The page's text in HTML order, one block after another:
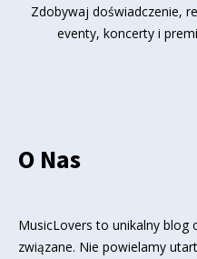
Zdobywaj doświadczenie,
eventy, koncerty i
O Nas
MusicLovers to unikalny blog
związane. Nie powielamy